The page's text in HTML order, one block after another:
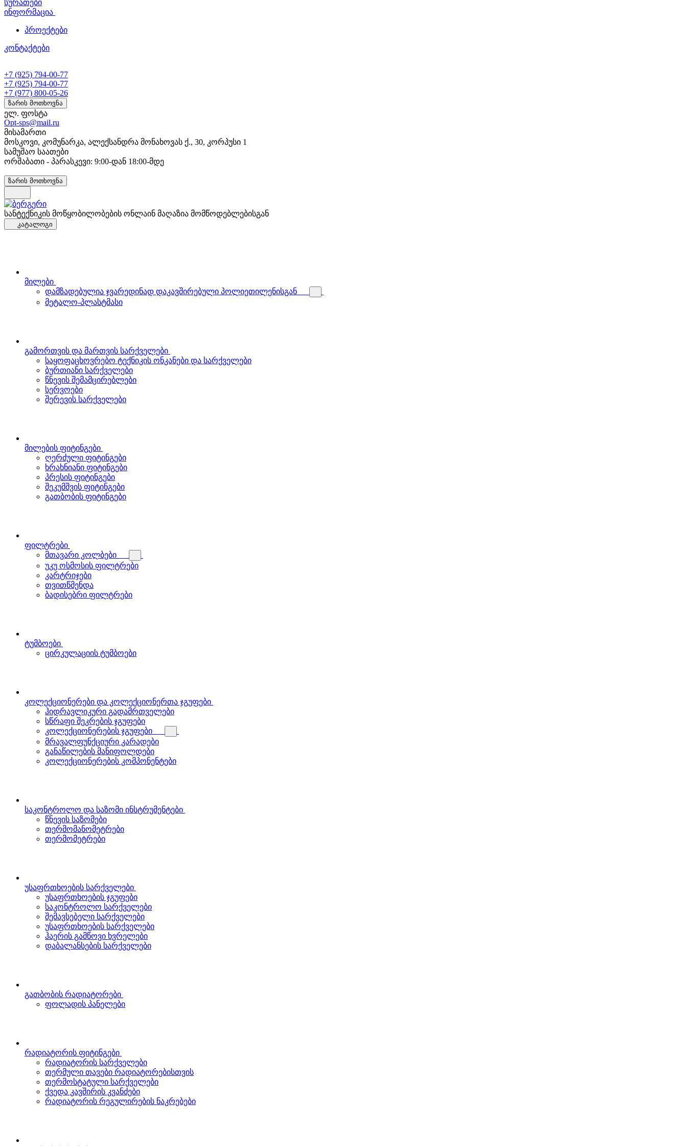
სურათები
ინფორმაცია
პროექტები
კონტაქტები
+7 (925) 794-00-77
+7 (925) 794-00-77
+7 (977) 800-05-26
ზარის მოთხოვნა
ელ. ფოსტა
Opt-sps@mail.ru
მისამართი
მოსკოვი, კომუნარკა, ალექსანდრა მონახოვას ქ., 30, კორპუსი 1
სამუშაო საათები
ორშაბათი - პარასკევი: 9:00-დან 18:00-მდე
ზარის მოთხოვნა
სანტექნიკის მოწყობილობების ონლაინ მაღაზია მომწოდებლებისგან
კატალოგი
მილები
დამზადებულია ჯვარედინად დაკავშირებული პოლიეთილენისგან
მეტალო-პლასტმასი
გამორთვის და მართვის სარქველები
საყოფაცხოვრებო ტექნიკის ონკანები და სარქველები
ბურთიანი სარქველები
წნევის შემამცირებლები
სერვოები
შერევის სარქველები
მილების ფიტინგები
ღერძული ფიტინგები
ხრახნიანი ფიტინგები
პრესის ფიტინგები
შეკუმშვის ფიტინგები
გათბობის ფიტინგები
ფილტრები
მთავარი კოლბები
უკუ ოსმოსის ფილტრები
კარტრიჯები
თვითწმენდა
ბადისებრი ფილტრები
ტუმბოები
ცირკულაციის ტუმბოები
კოლექციონერები და კოლექციონერთა ჯგუფები
ჰიდრავლიკური გადამრთველები
სწრაფი შეკრების ჯგუფები
კოლექციონერების ჯგუფები
მრავალფუნქციური კარადები
განაწილების მანიფოლდები
კოლექციონერების კომპონენტები
საკონტროლო და საზომი ინსტრუმენტები
წნევის საზომები
თერმომანომეტრები
თერმომეტრები
უსაფრთხოების სარქველები
უსაფრთხოების ჯგუფები
საკონტროლო სარქველები
შემავსებელი სარქველები
უსაფრთხოების სარქველები
ჰაერის გამწოვი ხვრელები
დაბალანსების სარქველები
გათბობის რადიატორები
ფოლადის პანელები
რადიატორის ფიტინგები
რადიატორის სარქველები
თერმული თავები რადიატორებისთვის
თერმოსტატული სარქველები
ქვედა კავშირის კვანძები
რადიატორის რეგულირების ნაკრებები